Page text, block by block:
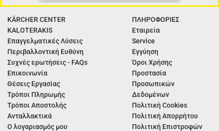
KÄRCHER CENTER
KALOTERAKIS
Επαγγελματικές Λύσεις
Περιβαλλοντική Ευθύνη
Συχνές ερωτήσεις - FAQs
Επικοινωνία
Θέσεις Εργασίας
Τρόποι Πληρωμής
Τρόποι Αποστολής
Ανταλλακτικά
Ο λογαριασμός μου
ΠΛΗΡΟΦΟΡΙΕΣ
Εταιρεία
Service
Εγγύηση
Όροι Χρήσης
Προστασία
Προσωπικών
Δεδομένων
Πολιτική Cookies
Πολιτική Απορρήτου
Πολιτική Επιστροφών